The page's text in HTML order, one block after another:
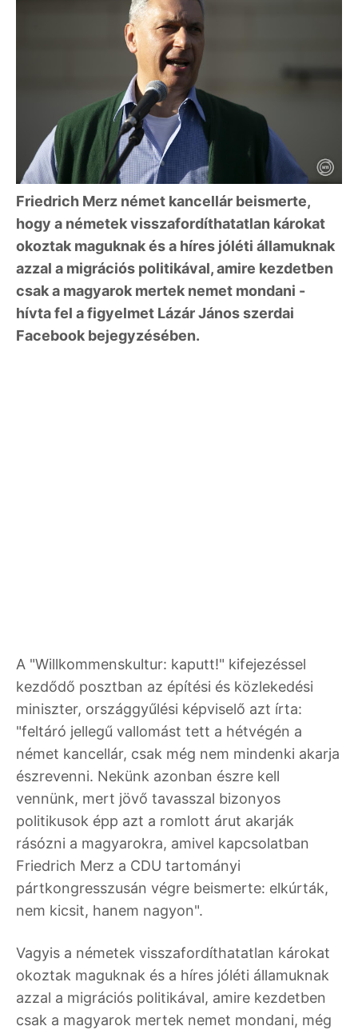
Friedrich Merz német kancellár beismerte,
hogy a németek visszafordíthatatlan károkat
okoztak maguknak és a híres jóléti államuknak
azzal a migrációs politikával, amire kezdetben
csak a magyarok mertek nemet mondani -
hívta fel a figyelmet Lázár János szerdai
Facebook bejegyzésében.
A "Willkommenskultur: kaputt!" kifejezéssel
kezdődő posztban az építési és közlekedési
miniszter, országgyűlési képviselő azt írta:
"feltáró jellegű vallomást tett a hétvégén a
német kancellár, csak még nem mindenki akarja
észrevenni. Nekünk azonban észre kell
vennünk, mert jövő tavasszal bizonyos
politikusok épp azt a romlott árut akarják
rásózni a magyarokra, amivel kapcsolatban
Friedrich Merz a CDU tartományi
pártkongresszusán végre beismerte: elkúrták,
nem kicsit, hanem nagyon".
Vagyis a németek visszafordíthatatlan károkat
okoztak maguknak és a híres jóléti államuknak
azzal a migrációs politikával, amire kezdetben
csak a magyarok mertek nemet mondani, még